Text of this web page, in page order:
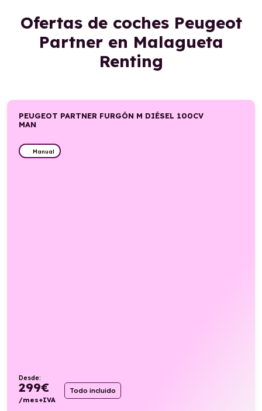
Ofertas de coches Peugeot
Partner en Malagueta
Renting
PEUGEOT PARTNER FURGÓN M DIÉSEL 100CV
MAN
Manual
Desde:
299€
/mes+IVA
Todo incluido